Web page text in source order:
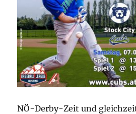
NÖ-Derby-Zeit und